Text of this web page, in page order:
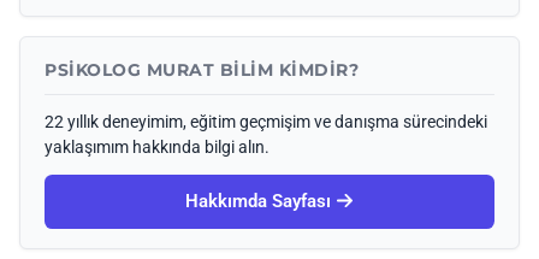
PSIKOLOG MURAT BILIM KIMDIR?
22 yıllık deneyimim, eğitim geçmişim ve danışma sürecindeki
yaklaşımım hakkında bilgi alın.
Hakkımda Sayfası